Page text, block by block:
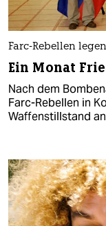
Farc-Rebellen
Ein Monat
Nach dem
Farc-Rebellen in
Waffenstillstand